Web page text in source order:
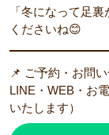
「冬になって足
くださいね😊
📌 ご予約・お問
LINE・WEB・お
いたします）